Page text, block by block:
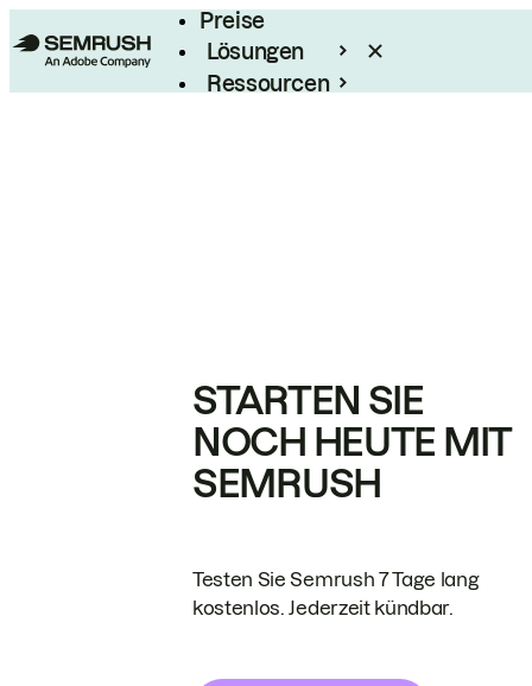
Preise
Lösungen
Ressourcen
STARTEN SIE
NOCH HEUTE MIT
SEMRUSH
Testen Sie Semrush 7 Tage lang
kostenlos. Jederzeit kündbar.